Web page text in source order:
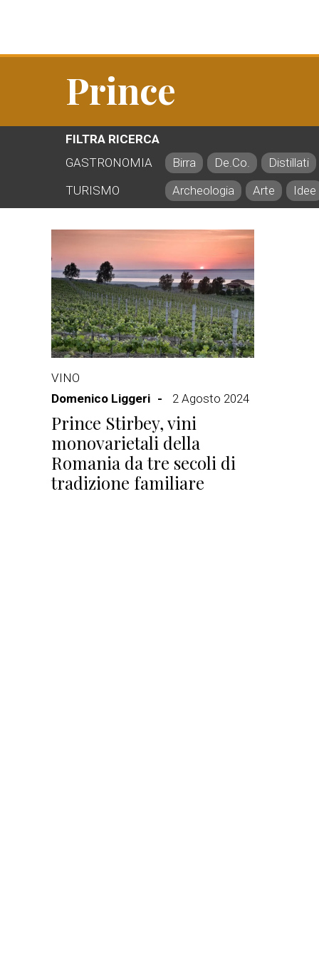
Prince
FILTRA RICERCA
GASTRONOMIA
Birra De.Co.
Distillati
TURISMO
Archeologia Arte Idee
VINO
Domenico Liggeri
2 Agosto 2024
Prince Stirbey, vini
monovarietali della
Romania da tre secoli di
tradizione familiare